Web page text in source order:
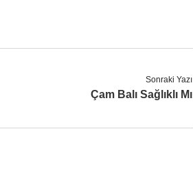
Sonraki Yazı
Çam Balı Sağlıklı Mı